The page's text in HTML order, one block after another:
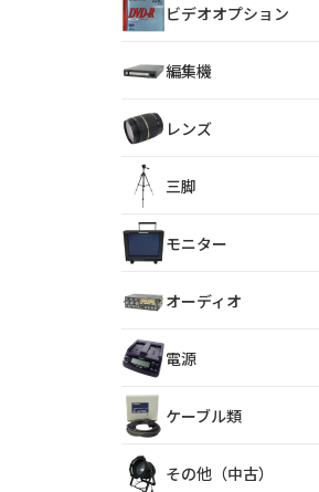
ビデオオプション
編集機
レンズ
三脚
モニター
オーディオ
電源
ケーブル類
その他（中古）